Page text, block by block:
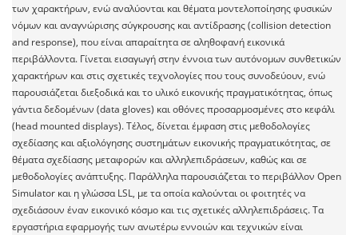
των χαρακτήρων, ενώ αναλύονται και θέματα μοντελοποίησης φυσικών
νόμων και αναγνώρισης σύγκρουσης και αντίδρασης (collision detection
and response), που είναι απαραίτητα σε αληθοφανή εικονικά
περιβάλλοντα. Γίνεται εισαγωγή στην έννοια των αυτόνομων συνθετικών
χαρακτήρων και στις σχετικές τεχνολογίες που τους συνοδεύουν, ενώ
παρουσιάζεται διεξοδικά και το υλικό εικονικής πραγματικότητας, όπως
γάντια δεδομένων (data gloves) και οθόνες προσαρμοσμένες στο κεφάλι
(head mounted displays). Τέλος, δίνεται έμφαση στις μεθοδολογίες
σχεδίασης και αξιολόγησης συστημάτων εικονικής πραγματικότητας, σε
θέματα σχεδίασης μεταφορών και αλληλεπιδράσεων, καθώς και σε
μεθοδολογίες ανάπτυξης. Παράλληλα παρουσιάζεται το περιβάλλον Open
Simulator και η γλώσσα LSL, με τα οποία καλούνται οι φοιτητές να
σχεδιάσουν έναν εικονικό κόσμο και τις σχετικές αλληλεπιδράσεις. Τα
εργαστήρια εφαρμογής των ανωτέρω εννοιών και τεχνικών είναι